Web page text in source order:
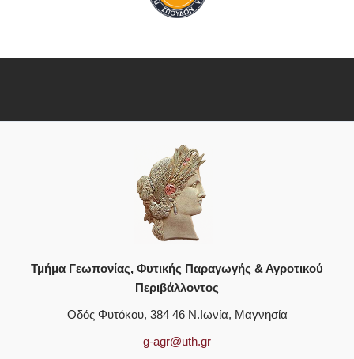
Τμήμα Γεωπονίας, Φυτικής Παραγωγής & Αγροτικού
Περιβάλλοντος
Οδός Φυτόκου, 384 46 Ν.Ιωνία, Μαγνησία
g-agr@uth.gr